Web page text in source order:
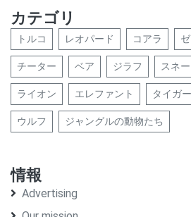
カテゴリ
トルコ レオパード コアラ
チーター ベア ジラフ スネ
ライオン エレファント タイガー
ウルフ ジャングルの動物たち
情報
Advertising